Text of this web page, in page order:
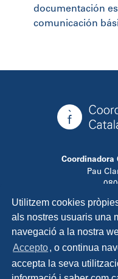
Utilitzem cookies
als nostres usuaris una
navegació a la nostra
Accepto, o continua
accepta la seva
documentación
comunicación
Coordinadora
Pau
T.